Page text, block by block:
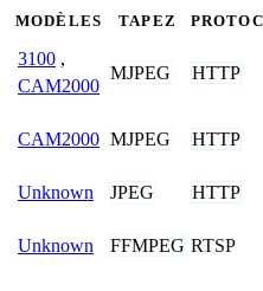
MODÈLES TAPEZ
3100 ,
CAM2000
MJPEG HTTP
CAM2000 MJPEG HTTP
Unknown JPEG HTTP
Unknown FFMPEG RTSP